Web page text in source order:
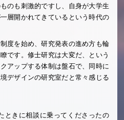
のも刺激的ですし、自身が大学生
層開かれてきているという時代の
度を始め、研究発表の進め方も輪
です。修士研究は大変だ、という
アップする体制は盤石で、同時に
デザインの研究室だと常々感じる
ときに相談に乗ってくださったの